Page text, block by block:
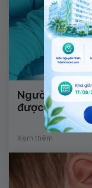
Người đã bị
được không?
Xem thêm